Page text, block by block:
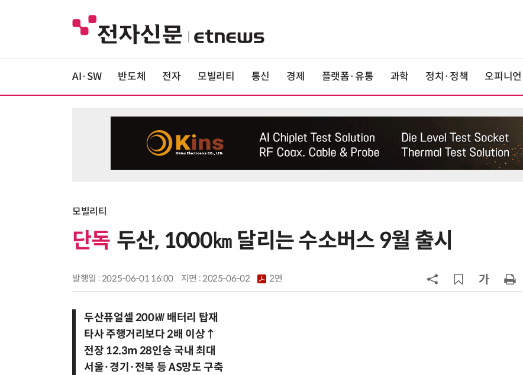
AI·SW 반도체 전자 모빌리티 통신 경제 플랫폼·유통 과학 정치·정책 오피니언
모빌리티
단독 두산, 1000㎞ 달리는 수소버스 9월 출시
발행일 : 2025-06-01 16:00 지면 :2025-06-02 2면
두산퓨얼셀 200㎾ 배터리 탑재
타사 주행거리보다 2배 이상↑
전장 12.3m 28인승 국내 최대
서울·경기·전북 등 AS망도 구축
6
[테크 차이나] 배터리 교체비가 찻값
테슬라, 6개월 연속 수입차 1위 질주